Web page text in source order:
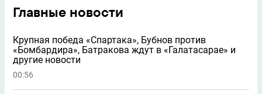
Главные новости
Крупная победа «Спартака», Бубнов против
«Бомбардира», Батракова ждут в «Галатасарае» и
другие новости
00:56